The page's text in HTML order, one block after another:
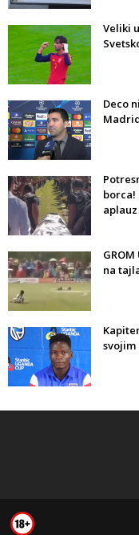
Veliki
Deco
borca!
na
svojim